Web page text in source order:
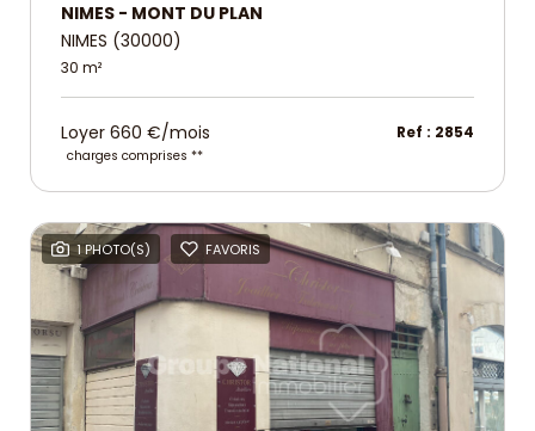
NIMES - MONT DU PLAN
NIMES (30000)
30 m²
Loyer 660 €/mois
charges comprises **
Ref : 2854
1 PHOTO(S) FAVORIS